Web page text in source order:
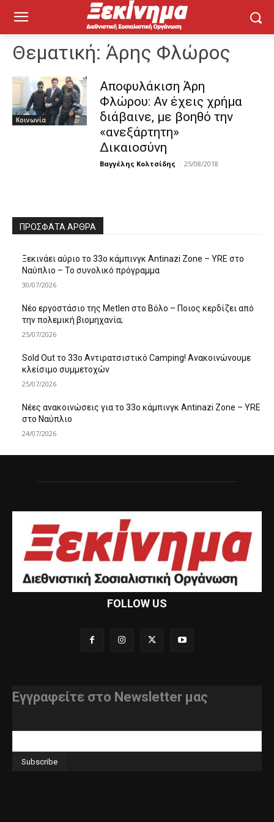
Θεματική: Άρης Φλώρος
Κοινωνία
Αποφυλάκιση Άρη
Φλώρου: Αν έχεις χρήμα
διάβαινε, με βοηθό την
«ανεξάρτητη»
Δικαιοσύνη
Βαγγέλης Κολτσίδης - 25/08/2018
ΠΡΌΣΦΑΤΑ ΆΡΘΡΑ
Ξεκινάει αύριο το 33ο κάμπινγκ Antinazi Zone – YRE στο
Ναύπλιο – Το συνολικό πρόγραμμα
30/07/2026
Νέο εργοστάσιο της Metlen στο Βόλο – Ποιος κερδίζει από
την πολεμική βιομηχανία;
25/07/2026
Sold Out το 33ο Αντιρατσιστικό Camping! Ανακοινώνουμε
κλείσιμο συμμετοχών
25/07/2026
Νέες ανακοινώσεις για το 33ο κάμπινγκ Antinazi Zone – YRE
στο Ναύπλιο
24/07/2026
FOLLOW US
Εγγραφείτε στο Newsletter μας